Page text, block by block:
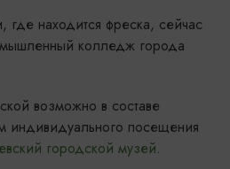
где находится фреска, сейчас
колледж города
возможно в составе
индивидуального посещения
городской музей.